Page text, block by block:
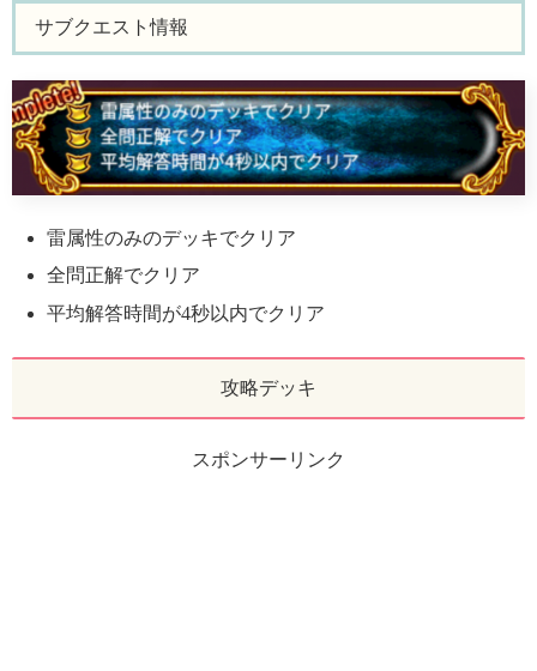
サブクエスト情報
雷属性のみのデッキでクリア
全問正解でクリア
平均解答時間が4秒以内でクリア
攻略デッキ
スポンサーリンク